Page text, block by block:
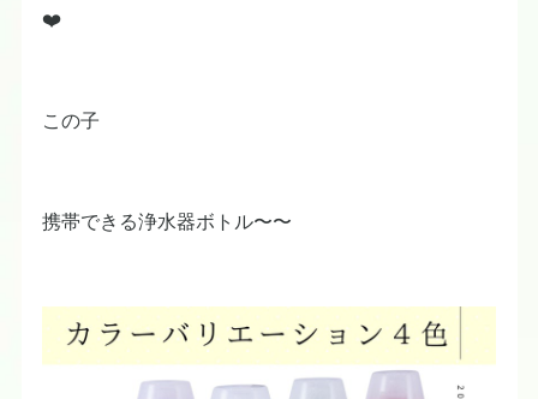
❤️
この子
携帯できる浄水器ボトル〜〜